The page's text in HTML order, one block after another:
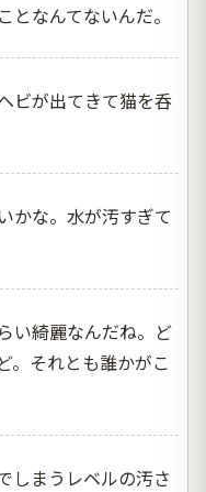
なんてないんだ。
ビが出てきて猫を呑
かな。水が汚すぎて
い綺麗なんだね。ど
。それとも誰かがこ
しまうレベルの汚さ